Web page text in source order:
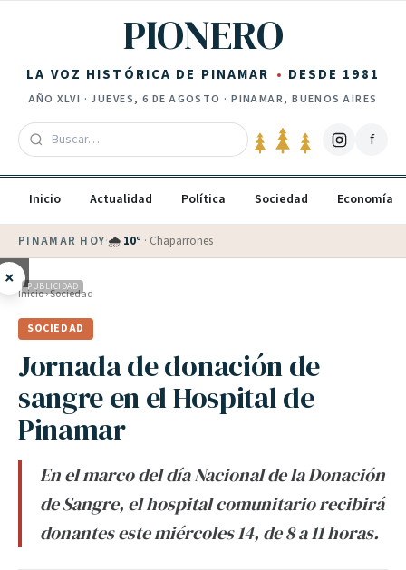
PIONERO
LA VOZ HISTÓRICA DE PINAMAR DESDE 1981
AÑOXLVI ·JUEVES, 6 DE AGOSTO · PINAMAR, BUENOS AIRES
f
Inicio Actualidad Política Sociedad Economía
PINAMAR HOY·🌧 10° · Chaparrones
× PUBLICIDAD
Inicio›Sociedad
SOCIEDAD
Jornada de donación de
sangre en el Hospital de
Pinamar
En el marco del día Nacional de la Donación
de Sangre, el hospital comunitario recibirá
donantes este miércoles 14, de 8 a 11 horas.